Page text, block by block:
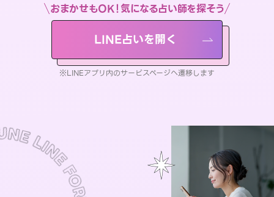
おまかせもOK！気になる占い師を探そう
LINE占いを開く
※LINEアプリ内のサービスページへ遷移します